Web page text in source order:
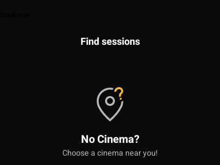
Find sessions
No Cinema?
Choose a cinema near you!